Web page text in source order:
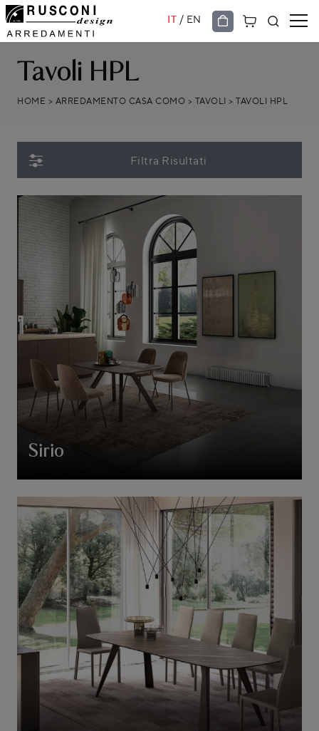
IT / EN
Tavoli HPL
HOME > ARREDAMENTO CASA COMO > TAVOLI > TAVOLI HPL
Filtra Risultati
Sirio